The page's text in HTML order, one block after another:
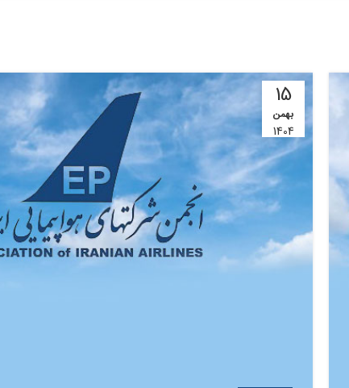
15
بهمن
1404